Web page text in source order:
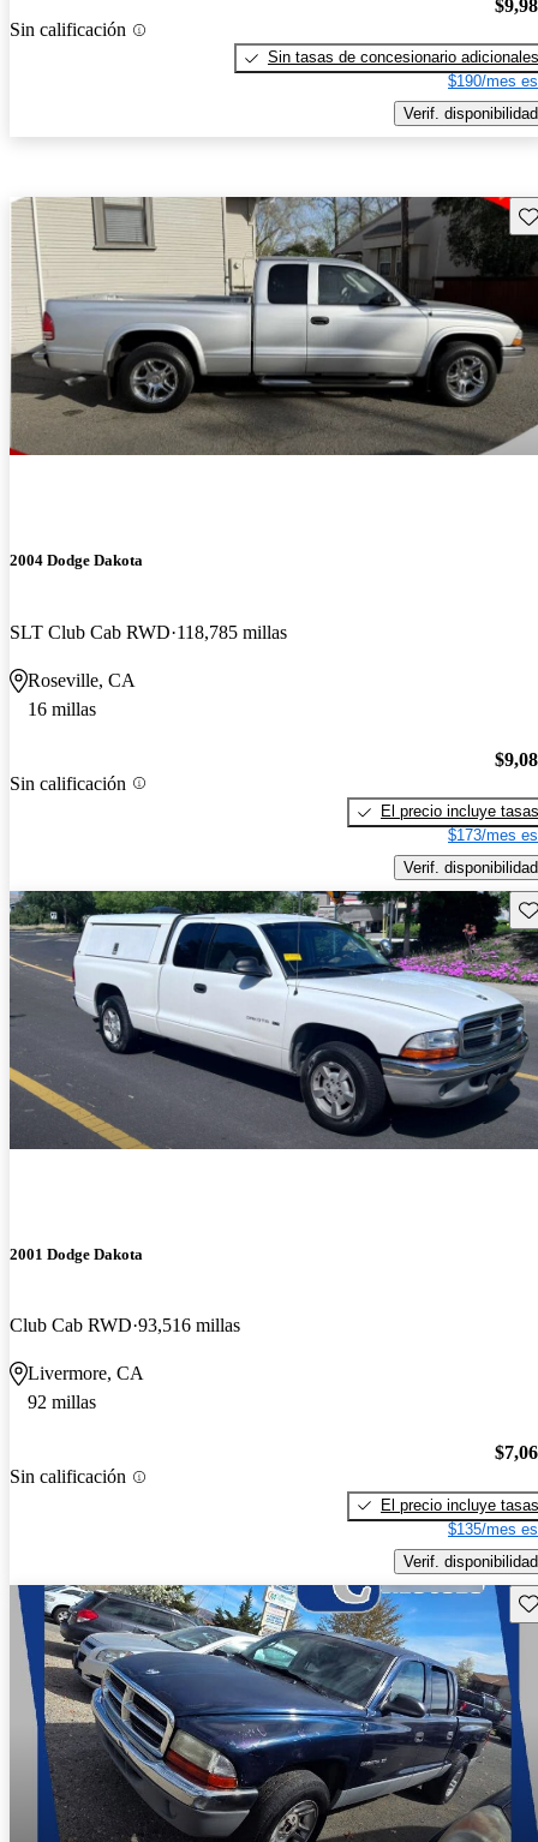
Sin calificación
Sin tasas de concesionario adicionales
$190/mes
Verif. disponibilidad
2004 Dodge Dakota
SLT Club Cab RWD 118,785 millas
Roseville, CA
16 millas
Sin calificación
El precio incluye tasas
$173/mes
Verif. disponibilidad
2001 Dodge Dakota
Club Cab RWD 93,516 millas
Livermore, CA
92 millas
Sin calificación
El precio incluye tasas
$135/mes
Verif. disponibilidad